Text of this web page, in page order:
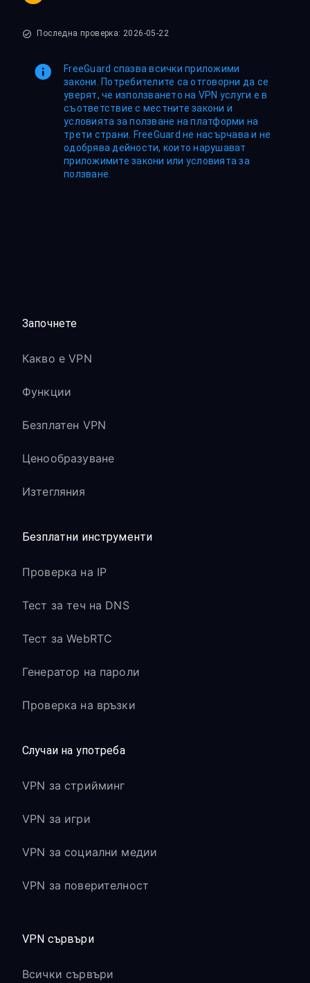
Последна проверка: 2026-05-22
FreeGuard спазва всички приложими
закони. Потребителите са отговорни да се
уверят, че използването на VPN услуги е в
съответствие с местните закони и
условията за ползване на платформи на
трети страни. FreeGuard не насърчава и не
одобрява дейности, които нарушават
приложимите закони или условията за
ползване.
Започнете
Какво е VPN
Функции
Безплатен VPN
Ценообразуване
Изтегляния
Безплатни инструменти
Проверка на IP
Тест за теч на DNS
Тест за WebRTC
Генератор на пароли
Проверка на връзки
Случаи на употреба
VPN за стрийминг
VPN за игри
VPN за социални медии
VPN за поверителност
VPN сървъри
Всички сървъри